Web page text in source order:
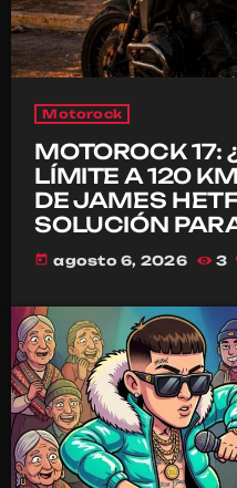
Motorock
MOTOROCK 17:
LÍMITE A 120
DE JAMES
SOLUCIÓN
today agosto 6, 2026 3